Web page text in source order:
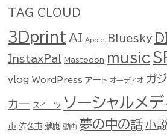
TAG CLOUD
3Dprint AI Apple Bluesky
InstaxPal Mastodon music
vlog WordPress アート オーディオ ガ
カー スイーツ ソーシャルメデ
市 佐久市 健康 動画 夢の中の話 小説